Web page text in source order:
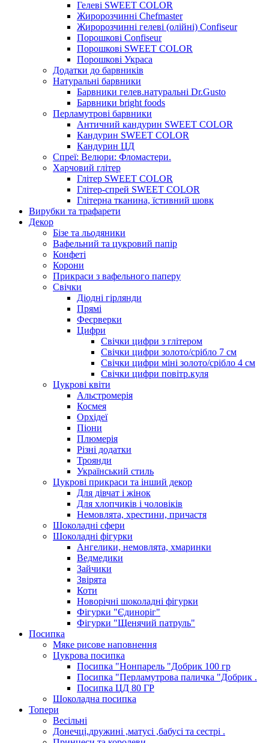
Гелеві SWEET COLOR
Жиророзчинні Chefmaster
Жиророзчинні гелеві (олійні) Confiseur
Порошкові Confiseur
Порошкові SWEET COLOR
Порошкові Украса
Додатки до барвників
Натуральні барвники
Барвники гелев.натуральні Dr.Gusto
Барвники bright foods
Перламутрові барвники
Античний кандурин SWEET COLOR
Кандурин SWEET COLOR
Кандурин ЦД
Спреї: Велюри: Фломастери.
Харчовий глітер
Глітер SWEET COLOR
Глітер-спрей SWEET COLOR
Глітерна тканина, їстивний шовк
Вирубки та трафарети
Декор
Бізе та льодяники
Вафельний та цукровий папір
Конфеті
Корони
Прикраси з вафельного паперу
Свічки
Діодні гірлянди
Прямі
Феєрверки
Цифри
Свічки цифри з глітером
Свічки цифри золото/срібло 7 см
Свічки цифри міні золото/срібло 4 см
Свічки цифри повітр.куля
Цукрові квіти
Альстромерія
Космея
Орхідеї
Піони
Плюмерія
Різні додатки
Троянди
Український стиль
Цукрові прикраси та інший декор
Для дівчат і жінок
Для хлопчиків і чоловіків
Немовлята, хрестини, причастя
Шоколадні сфери
Шоколадні фігурки
Ангелики, немовлята, хмаринки
Ведмедики
Зайчики
Звірята
Коти
Новорічні шоколадні фігурки
Фігурки "Єдиноріг"
Фігурки "Щенячий патруль"
Посипка
Мяке рисове наповнення
Цукрова посипка
Посипка "Нонпарель "Добрик 100 гр
Посипка "Перламутрова паличка "Добрик .
Посипка ЦД 80 ГР
Шоколадна посипка
Топери
Весільні
Донечці,дружині ,матусі ,бабусі та сестрі .